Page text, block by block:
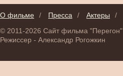
О фильме / Пресса / Актеры /
© 2011-2026 Сайт фильма "Перегон"
Режиссер - Александр Рогожкин